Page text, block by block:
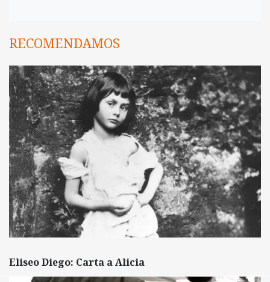
RECOMENDAMOS
Eliseo Diego: Carta a Alicia